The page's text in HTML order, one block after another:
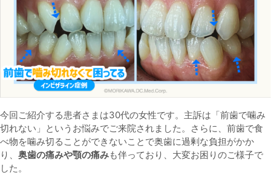
今回ご紹介する患者さまは30代の女性です。主訴は「前歯で噛み
切れない」というお悩みでご来院されました。さらに、前歯で食
べ物を噛み切ることができないことで奥歯に過剰な負担がかか
り、 奥歯の痛みや顎の痛みも伴っており、大変お困りのご様子で
した。